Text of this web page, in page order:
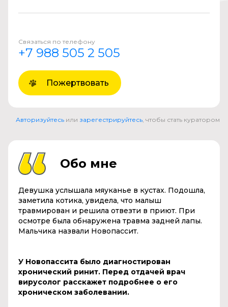
Связаться по телефону
+7 988 505 2 505
Пожертвовать
Авторизуйтесь или зарегестрируйтесь , чтобы стать куратором
Обо мне
Девушка услышала мяуканье в кустах. Подошла,
заметила котика, увидела, что малыш
травмирован и решила отвезти в приют. При
осмотре была обнаружена травма задней лапы.
Мальчика назвали Новопассит.
У Новопассита было диагностирован
хронический ринит. Перед отдачей врач
вирусолог расскажет подробнее о его
хроническом заболевании.